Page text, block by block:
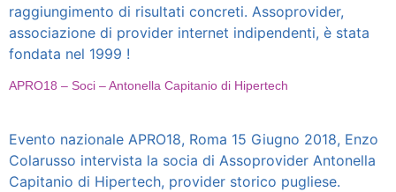
raggiungimento di risultati concreti. Assoprovider,
associazione di provider internet indipendenti, è stata
fondata nel 1999 !
APRO18 – Soci – Antonella Capitanio di Hipertech
Evento nazionale APRO18, Roma 15 Giugno 2018, Enzo
Colarusso intervista la socia di Assoprovider Antonella
Capitanio di Hipertech, provider storico pugliese.